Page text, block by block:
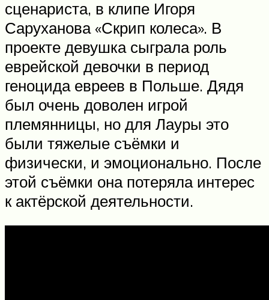
сценариста, в клипе Игоря
Саруханова «Скрип колеса». В
проекте девушка сыграла роль
еврейской девочки в период
геноцида евреев в Польше. Дядя
был очень доволен игрой
племянницы, но для Лауры это
были тяжелые съёмки и
физически, и эмоционально. После
этой съёмки она потеряла интерес
к актёрской деятельности.